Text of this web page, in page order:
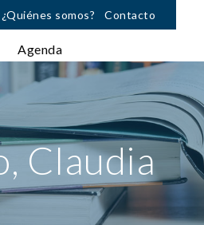
¿Quiénes somos? Contacto
Agenda
Claudia